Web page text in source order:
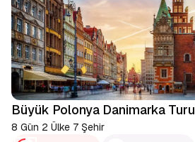
Büyük Polonya Danimarka Turu
8 Gün 2 Ülke 7 Şehir